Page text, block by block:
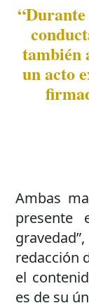
“Durante
también
un acto
Ambas
presente
redacción
el
es de su